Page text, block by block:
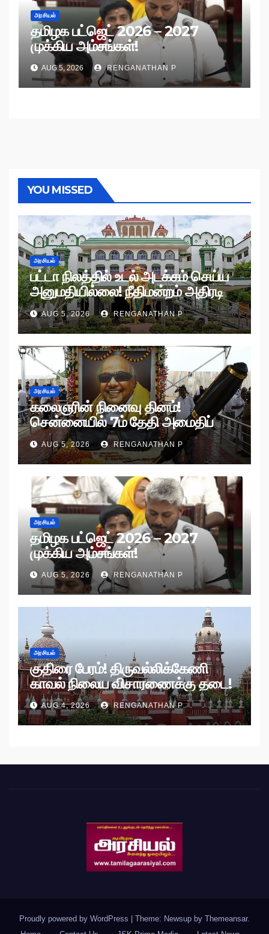
அரசியல்
தமிழக பட்ஜெட் 2026 – 2027
முக்கிய அம்சங்கள்!
AUG 5, 2026 RENGANATHAN P
YOU MISSED
அரசியல்
பட்டா நிலத்தில் உடல் அடக்கம் செய்ய
அனுமதியில்லை! நீதிமன்றம் அதிரடி
உத்தரவு!
AUG 5, 2026 RENGANATHAN P
அரசியல்
கலைஞரின் நினைவு தினம்!
சென்னையில் 7ம் தேதி அமைதிப்
பேரணி!
AUG 5, 2026 RENGANATHAN P
அரசியல்
தமிழக பட்ஜெட் 2026 – 2027
முக்கிய அம்சங்கள்!
AUG 5, 2026 RENGANATHAN P
அரசியல்
குதிரை பேரம்! திருவல்லிக்கேணி
காவல் நிலைய விசாரணைக்கு தடை!
AUG 4, 2026 RENGANATHAN P
Proudly powered by WordPress Theme: Newsup by Themeansar.